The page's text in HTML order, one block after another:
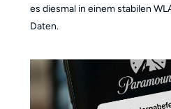
es diesmal in einem stabilen
Daten.